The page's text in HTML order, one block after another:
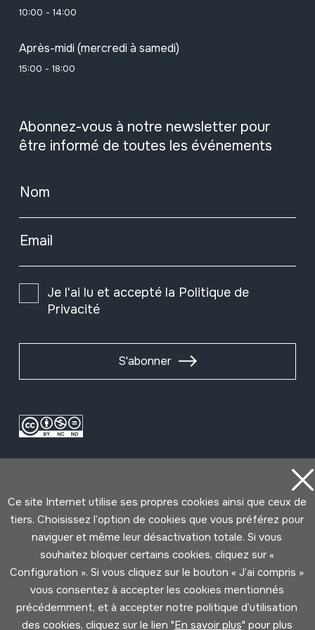
10:00 - 14:00
Après-midi (mercredi à samedi)
15:00 - 18:00
Abonnez-vous à notre newsletter pour
être informé de toutes les événements
Nom
Email
Je l'ai lu et accepté la Politique de
Privacité
S'abonner
Conditions d'Utilisation
Politique de Privacité
Cookies politique
Développé par Lotura
Ce site Internet utilise ses propres cookies ainsi que ceux de
tiers. Choisissez l’option de cookies que vous préférez pour
naviguer et même leur désactivation totale. Si vous
souhaitez bloquer certains cookies, cliquez sur «
Configuration ». Si vous cliquez sur le bouton « J’ai compris »
vous consentez à accepter les cookies mentionnés
précédemment, et à accepter notre politique d’utilisation
des cookies, cliquez sur le lien "En savoir plus" pour plus